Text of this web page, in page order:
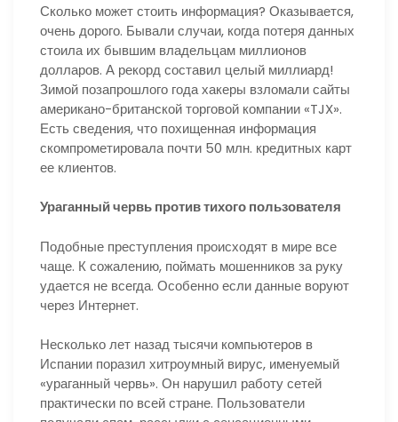
Сколько может стоить информация? Оказывается,
очень дорого. Бывали случаи, когда потеря данных
стоила их бывшим владельцам миллионов
долларов. А рекорд составил целый миллиард!
Зимой позапрошлого года хакеры взломали сайты
американо-британской торговой компании «TJX».
Есть сведения, что похищенная информация
скомпрометировала почти 50 млн. кредитных карт
ее клиентов.
Ураганный червь против тихого пользователя
Подобные преступления происходят в мире все
чаще. К сожалению, поймать мошенников за руку
удается не всегда. Особенно если данные воруют
через Интернет.
Несколько лет назад тысячи компьютеров в
Испании поразил хитроумный вирус, именуемый
«ураганный червь». Он нарушил работу сетей
практически по всей стране. Пользователи